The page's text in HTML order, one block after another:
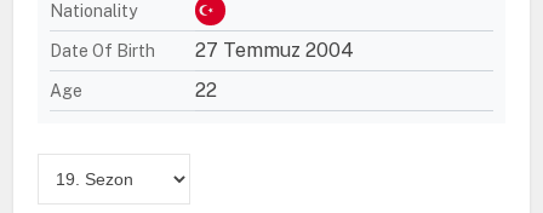
Nationality
Date Of Birth 27 Temmuz 2004
Age 22